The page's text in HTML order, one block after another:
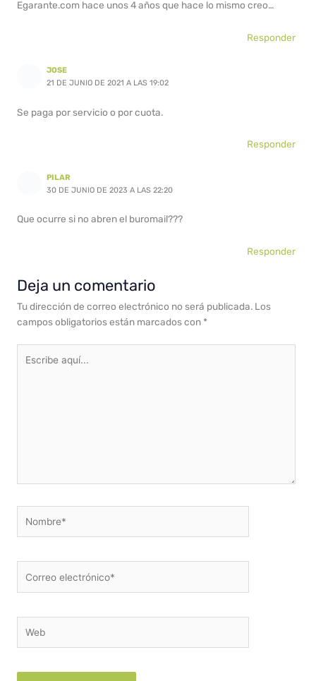
Egarante.com hace unos 4 años que hace lo mismo creo…
Responder
JOSE
21 DE JUNIO DE 2021 A LAS 19:02
Se paga por servicio o por cuota.
Responder
PILAR
30 DE JUNIO DE 2023 A LAS 22:20
Que ocurre si no abren el buromail???
Responder
Deja un comentario
Tu dirección de correo electrónico no será publicada. Los
campos obligatorios están marcados con *
aquí...
electrónico*